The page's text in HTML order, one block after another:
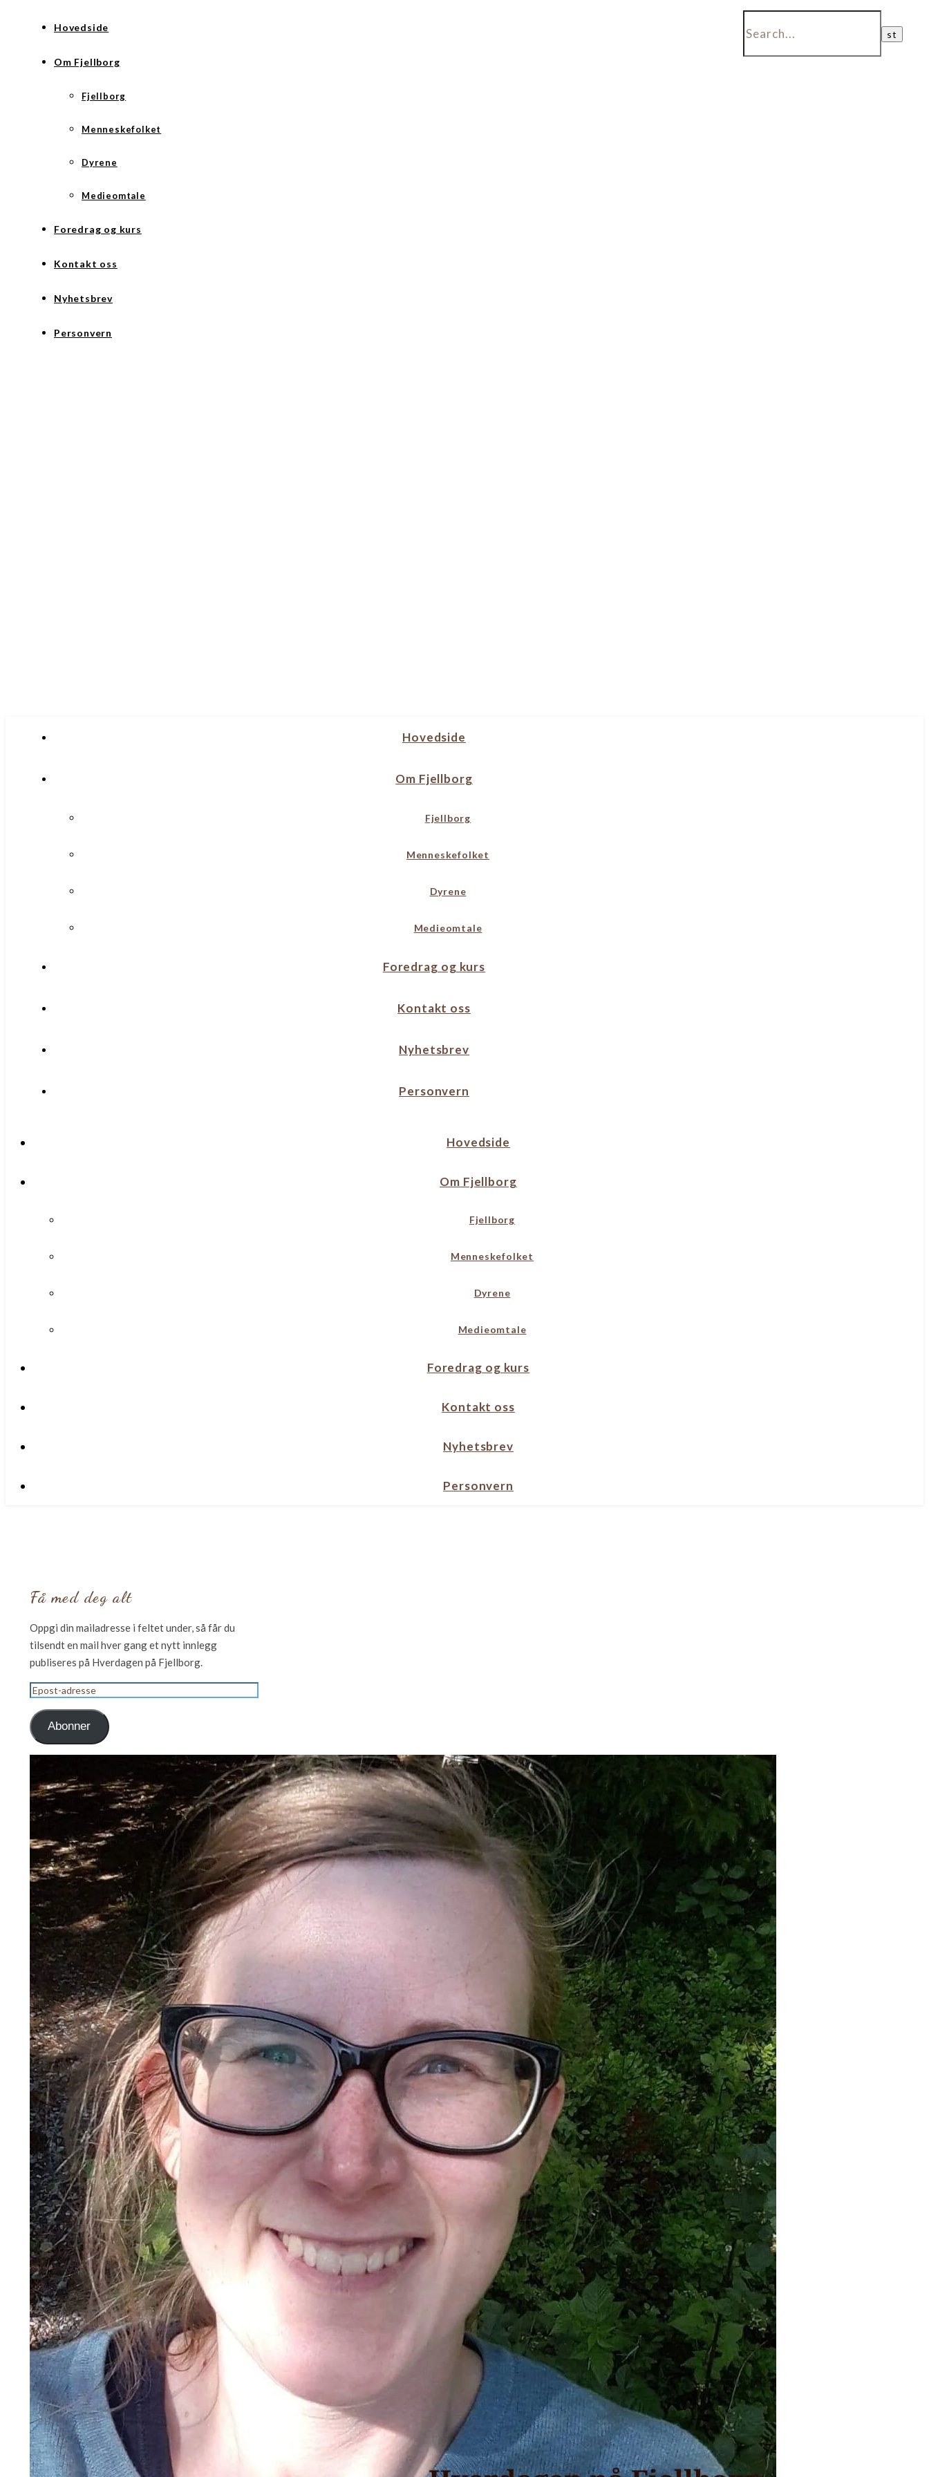
Hovedside
Om Fjellborg
Fjellborg
Menneskefolket
Dyrene
Medieomtale
Foredrag og kurs
Kontakt oss
Nyhetsbrev
Personvern
Hovedside
Om Fjellborg
Fjellborg
Menneskefolket
Dyrene
Medieomtale
Foredrag og kurs
Kontakt oss
Nyhetsbrev
Personvern
Hovedside
Om Fjellborg
Fjellborg
Menneskefolket
Dyrene
Medieomtale
Foredrag og kurs
Kontakt oss
Nyhetsbrev
Personvern
Få med deg alt
Oppgi din mailadresse i feltet under, så får du
tilsendt en mail hver gang et nytt innlegg
publiseres på Hverdagen på Fjellborg.
Epost-
adresse
Abonner